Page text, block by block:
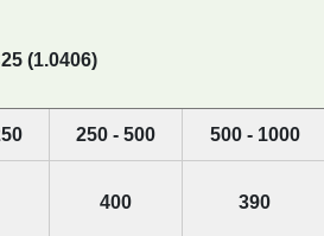
(1.0406)
250 - 500 500 - 1000
400 390